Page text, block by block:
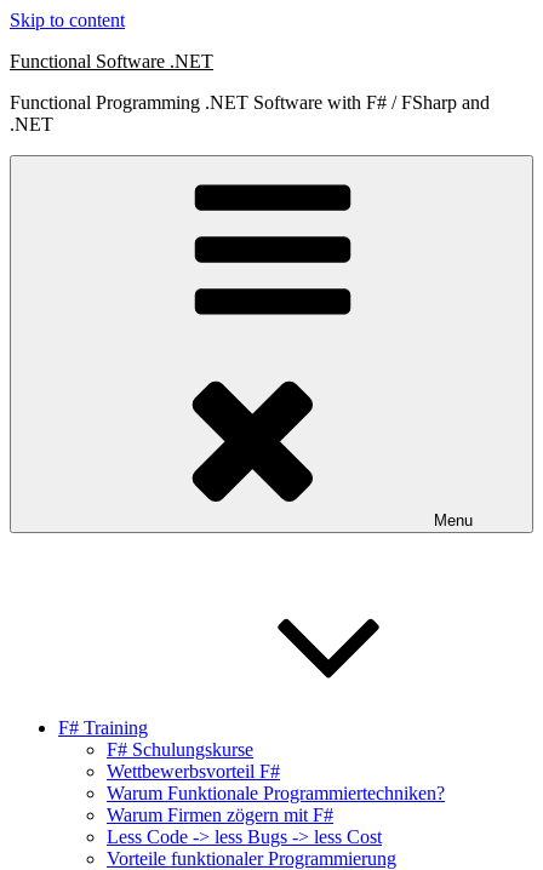
Skip to content
Functional Software .NET
Functional Programming .NET Software with F# / FSharp and
.NET
Menu
F# Training
F# Schulungskurse
Wettbewerbsvorteil F#
Warum Funktionale Programmiertechniken?
Warum Firmen zögern mit F#
Less Code -> less Bugs -> less Cost
Vorteile funktionaler Programmierung